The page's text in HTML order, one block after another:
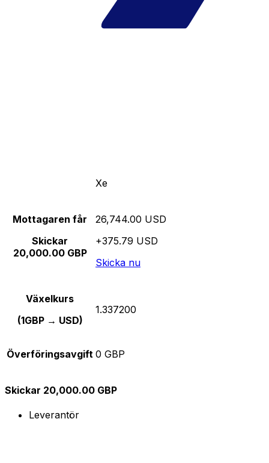
Xe
Mottagaren får
Skickar
20,000.00 GBP
26,744.00 USD
+375.79 USD
Skicka nu
Växelkurs
(1GBP → USD)
1.337200
Överföringsavgift 0 GBP
Skickar 20,000.00 GBP
Leverantör